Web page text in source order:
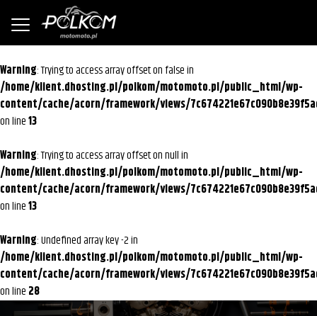
Warning : Trying to access array offset on false in
/home/klient.dhosting.pl/polkom/motomoto.pl/public_html/wp-
content/cache/acorn/framework/views/
on line13
Warning : Trying to access array offset on null in
/home/klient.dhosting.pl/polkom/motomoto.pl/public_html/wp-
content/cache/acorn/framework/views/
on line13
Warning : Undefined array key -2 in
/home/klient.dhosting.pl/polkom/motomoto.pl/public_html/wp-
content/cache/acorn/framework/views/
on line 28